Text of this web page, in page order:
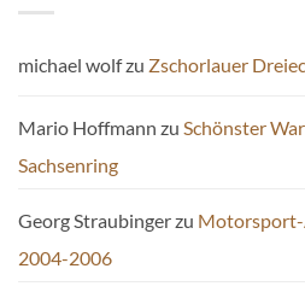
michael wolfzu Zschorlauer
Mario Hoffmann zu Schönster
Sachsenring
Georg Straubingerzu Motorsport-
2004-2006